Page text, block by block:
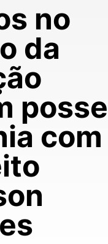
no
da
posse
com